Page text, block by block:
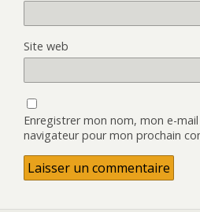
Site web
Enregistrer mon nom, mon e-
navigateur pour mon prochain